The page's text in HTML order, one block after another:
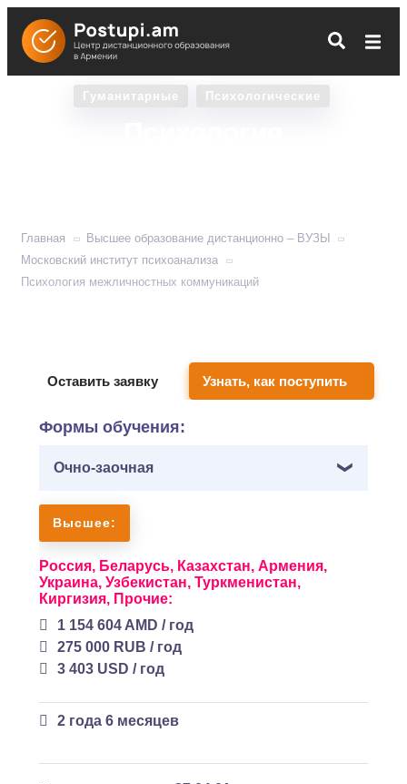
Гуманитарные Психологические
Главная
Высшее образование дистанционно – ВУЗЫ
Московский институт психоанализа
Психология межличностных коммуникаций
Оставить заявку Узнать, как поступить
Формы обучения:
Очно-заочная
Высшее:
Россия, Беларусь, Казахстан, Армения,
Украина, Узбекистан, Туркменистан,
Киргизия, Прочие:
1 154 604 AMD / год
275 000 RUB / год
3 403 USD / год
2 года 6 месяцев